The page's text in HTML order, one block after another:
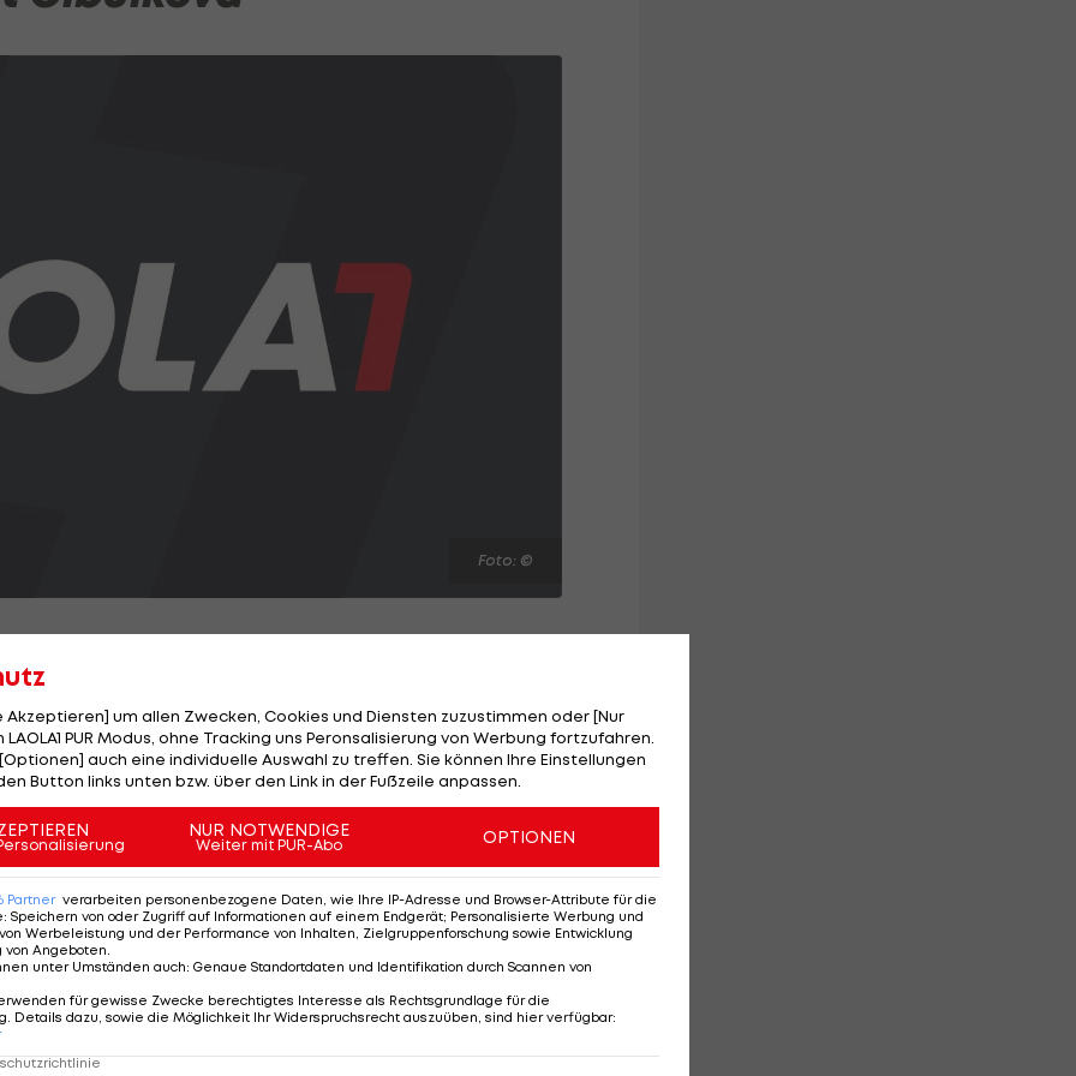
Foto: ©
beim WTA-Rasenturnier in 's-Hertogenbosch. Die als
im Viertelfinale von Nadia Petrova mit 6:2
es nun mit der Siegerin aus Kirsten Flipkens
Radwanska (POL-Q) gewinnt gegen Sofia
ist Kim Clijsters (BEL), die Francesca Schiavone
Akzeptieren] um allen Zwecken, Cookies und Diensten zuzustimmen oder [Nur
PUR Modus, ohne Tracking uns Peronsalisierung von Werbung fortzufahren.
auch eine individuelle Auswahl zu treffen. Sie können Ihre Einstellungen
Button links unten bzw. über den Link in der Fußzeile anpassen.
NUR NOTWENDIGE
Weiter mit PUR-Abo OPTIONEN
Partner verarbeiten personenbezogene Daten, wie Ihre IP-Adresse und Browser-Attribute für die
: Speichern von oder Zugriff auf Informationen auf einem Endgerät; Personalisierte Werbung und
Werbeleistung und der Performance von Inhalten, Zielgruppenforschung sowie Entwicklung
von Angeboten
unter Umständen auch: Genaue Standortdaten und Identifikation durch Scannen von
für gewisse Zwecke berechtigtes Interesse als Rechtsgrundlage für die
Details dazu, sowie die Möglichkeit Ihr Widerspruchsrecht auszuüben, sind hier verfügbar: